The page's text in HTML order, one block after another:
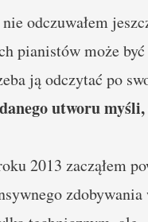
odczuwałem
pianistów może być
ją odczytać po
utworu
2013 zacząłem